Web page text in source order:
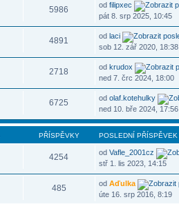
5986 odfilipxec
pát 8. srp 2025, 10:45
4891 odlaci
sob 12. zář 2020, 18:38
2718 odkrudox
ned 7. črc 2024, 18:00
6725 odolaf.kotehulky
ned 10. bře 2024, 17:56
PŘÍSPĚVKY POSLEDNÍ PŘÍSPĚVEK
4254 odVafle_2001cz
stř 1. lis 2023, 14:15
485 odAďulka
úte 16. srp 2016, 8:19